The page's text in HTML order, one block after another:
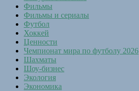
Фильмы
Фильмы и сериалы
Футбол
Хоккей
Ценности
Чемпионат мира по футболу 2026
Шахматы
Шоу-бизнес
Экология
Экономика